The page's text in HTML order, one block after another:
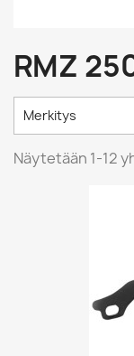
RMZ
Merkitys
Näytetään 1-12